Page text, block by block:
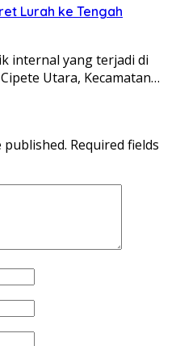
Lurah ke Tengah
internal yang terjadi di
Utara, Kecamatan…
published. Required fields